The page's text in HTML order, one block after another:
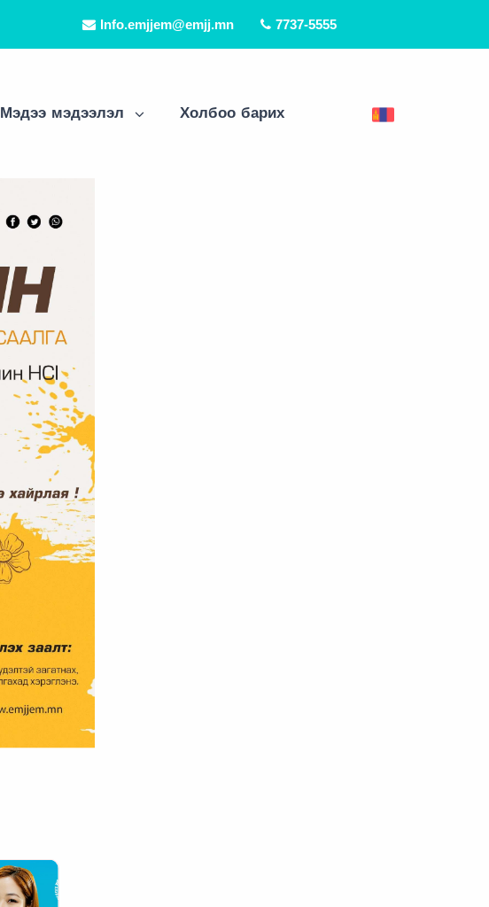
Info.emjjem@emjj.mn 7737-5555
Мэдээ мэдээлэл Холбоо барих